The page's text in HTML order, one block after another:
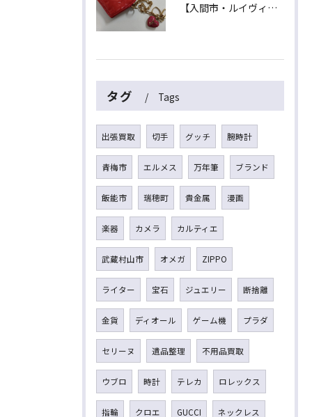
【入間市・ルイヴィトン買取】ハート型が可愛い！ヴェルニ「ポルトモネ・クール」を最高値でお買取！
タグ Tags
出張買取 切手 グッチ 腕時計
青梅市 エルメス 万年筆 ブランド
飯能市 瑞穂町 貴金属 漫画
楽器 カメラ カルティエ
武蔵村山市 オメガ ZIPPO
ライター 宝石 ジュエリー 断捨離
金貨 ディオール ゲーム機 プラダ
セリーヌ 遺品整理 不用品買取
ウブロ 時計 テレカ ロレックス
指輪 クロエ GUCCI ネックレス